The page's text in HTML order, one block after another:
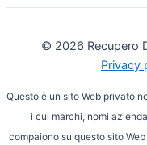
© 2026 Recupero
Privacy
Questo è un sito Web privato
i cui marchi, nomi
compaiono su questo sito